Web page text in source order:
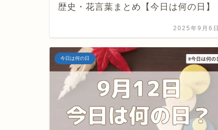
歴史・花言葉まとめ【今日は何の日】
2025年9月6
今日は何の日